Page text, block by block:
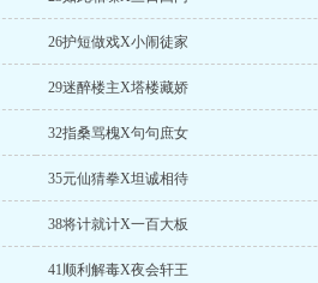
26护短做戏X小闹徒家
29迷醉楼主X塔楼藏娇
32指桑骂槐X句句庶女
35元仙猜拳X坦诚相待
38将计就计X一百大板
41顺利解毒X夜会轩王